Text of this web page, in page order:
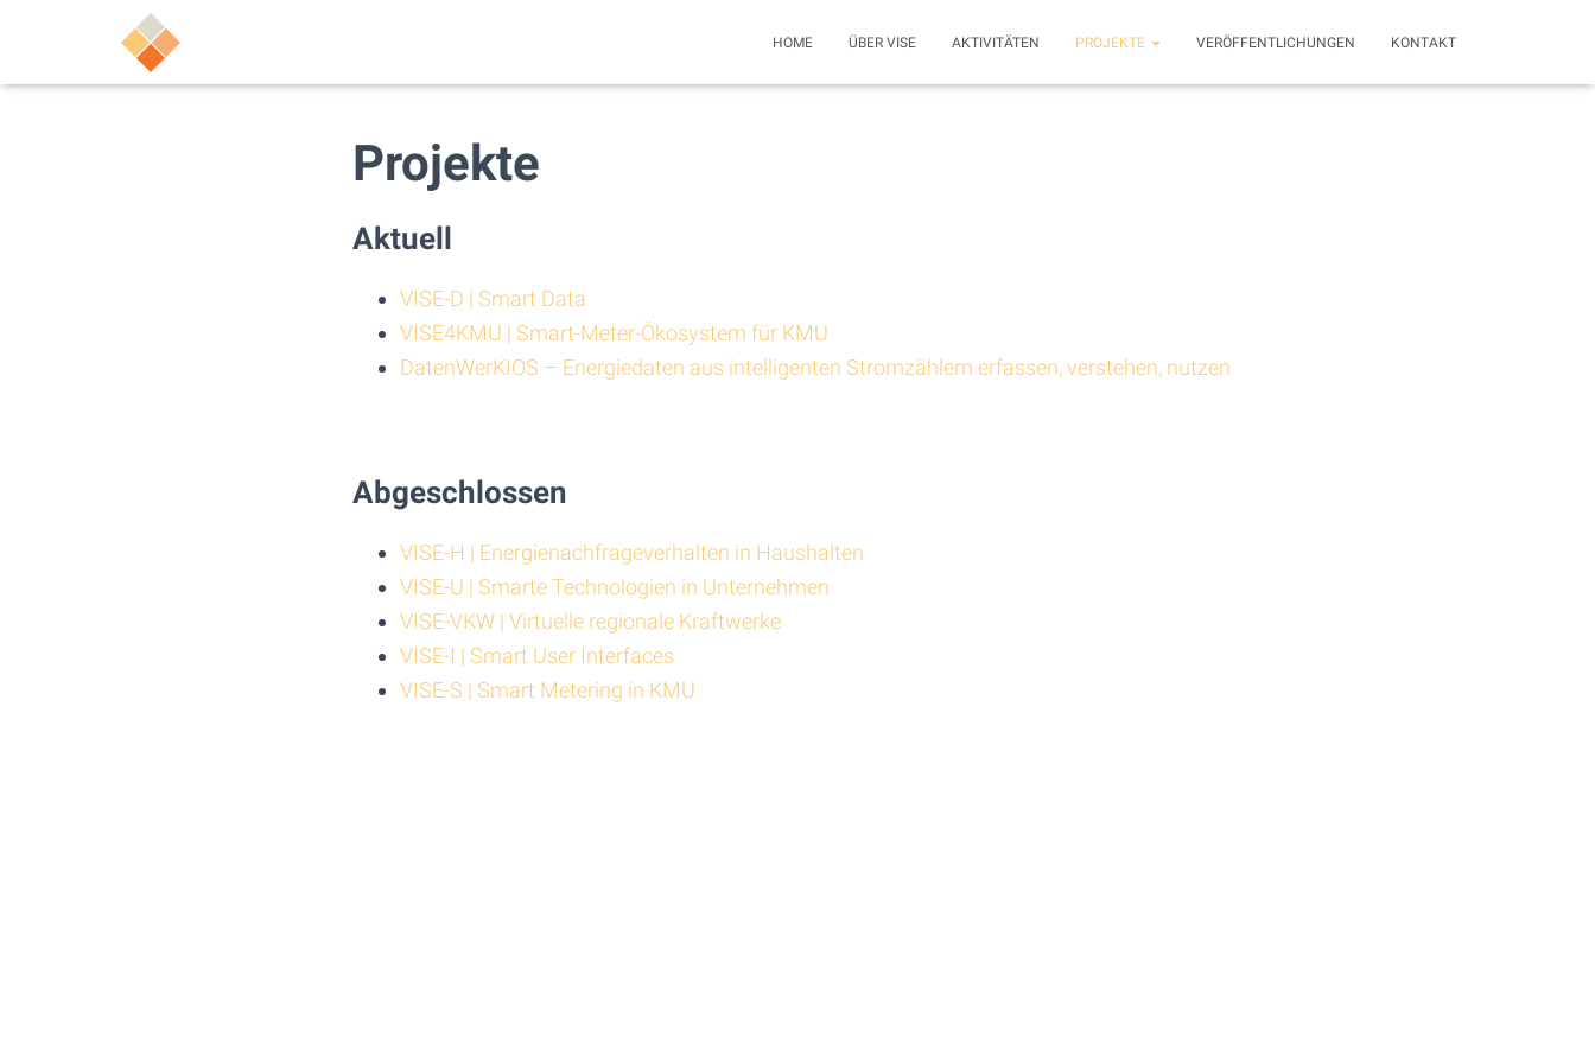
HOME ÜBER VISE AKTIVITÄTEN PROJEKTE VERÖFFENTLICHUNGEN KONTAKT
Projekte
Aktuell
VISE-D | Smart Data
VISE4KMU | Smart-Meter-Ökosystem für KMU
DatenWerKIOS – Energiedaten aus intelligenten Stromzählern erfassen, verstehen, nutzen
Abgeschlossen
VISE-H | Energienachfrageverhalten in Haushalten
VISE-U | Smarte Technologien in Unternehmen
VISE-VKW | Virtuelle regionale Kraftwerke
VISE-I | Smart User Interfaces
VISE-S | Smart Metering in KMU